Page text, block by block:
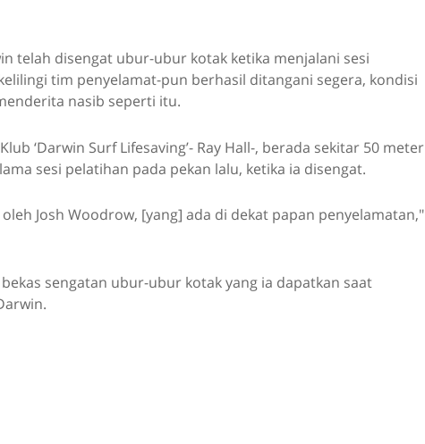
telah disengat ubur-ubur kotak ketika menjalani sesi
tim penyelamat-pun berhasil ditangani segera, kondisi
nasib seperti itu.
‘Darwin Surf Lifesaving’- Ray Hall-, berada sekitar 50 meter
sesi pelatihan pada pekan lalu, ketika ia disengat.
Josh Woodrow, [yang] ada di dekat papan penyelamatan,"